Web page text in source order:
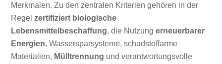
Merkmalen. Zu den zentralen Kriterien gehören in der
Regelzertifiziert biologische
Lebensmittelbeschaffung, die Nutzungerneuerbarer
Energien, Wassersparsysteme, schadstoffarme
Materialien, Mülltrennung und verantwortungsvolle